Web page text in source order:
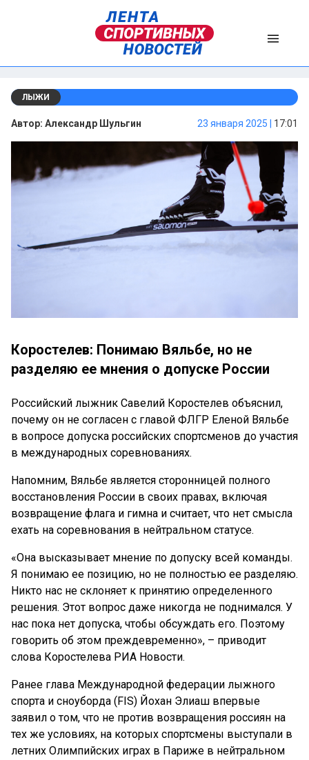
ЛЫЖИ
Автор: Александр Шульгин 23 января 2025 | 17:01
Коростелев: Понимаю Вяльбе, но не
разделяю ее мнения о допуске России
Российский лыжник Савелий Коростелев объяснил,
почему он не согласен с главой ФЛГР Еленой Вяльбе
в вопросе допуска российских спортсменов до участия
в международных соревнованиях.
Напомним, Вяльбе является сторонницей полного
восстановления России в своих правах, включая
возвращение флага и гимна и считает, что нет смысла
ехать на соревнования в нейтральном статусе.
«Она высказывает мнение по допуску всей команды.
Я понимаю ее позицию, но не полностью ее разделяю.
Никто нас не склоняет к принятию определенного
решения. Этот вопрос даже никогда не поднимался. У
нас пока нет допуска, чтобы обсуждать его. Поэтому
говорить об этом преждевременно», – приводит
слова Коростелева РИА Новости.
Ранее глава Международной федерации лыжного
спорта и сноуборда (FIS) Йохан Элиаш впервые
заявил о том, что не против возвращения россиян на
тех же условиях, на которых спортсмены выступали в
летних Олимпийских играх в Париже в нейтральном